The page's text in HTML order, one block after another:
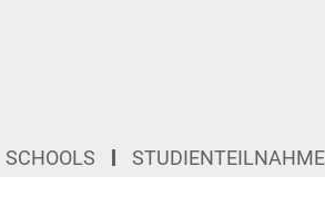
SCHOOLS STUDIENTEILNAHME